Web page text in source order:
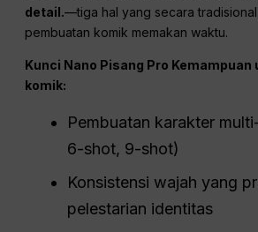
detail.—tiga hal yang secara
pembuatan komik memakan waktu.
Kunci Nano Pisang Pro Kemampuan
komik:
Pembuatan karakter
6-shot, 9-shot)
Konsistensi wajah yang
pelestarian identitas